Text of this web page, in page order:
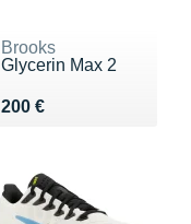
Brooks
Glycerin Max 2
200 €
Vendu 200 €